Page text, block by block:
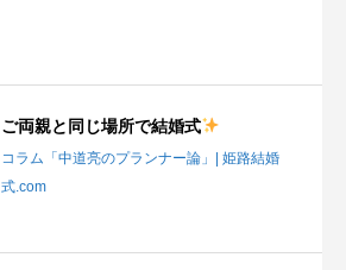
ご両親と同じ場所で結婚式
コラム「中道亮のプランナー論」| 姫路結婚
式.com